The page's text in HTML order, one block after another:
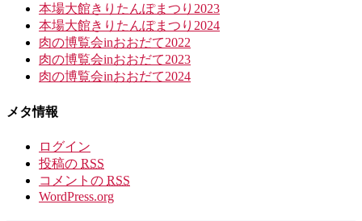
本場大館きりたんぽまつり2023
本場大館きりたんぽまつり2024
肉の博覧会inおおだて2022
肉の博覧会inおおだて2023
肉の博覧会inおおだて2024
メタ情報
ログイン
投稿の RSS
コメントの RSS
WordPress.org